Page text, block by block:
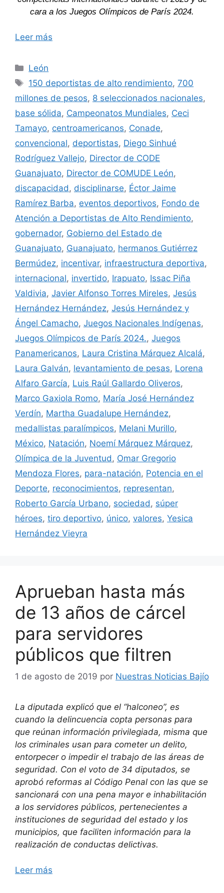
cara a los Juegos Olímpicos de París 2024.
Leer más
Categorías
León
Etiquetas
150 deportistas de alto rendimiento,700
millones de pesos, 8 seleccionados nacionales,
base sólida, Campeonatos Mundiales, Ceci
Tamayo, centroamericanos, Conade,
convencional, deportistas, Diego Sinhué
Rodríguez Vallejo, Director de CODE
Guanajuato, Director de COMUDE León,
discapacidad , disciplinarse, Éctor Jaime
Ramírez Barba, eventos deportivos, Fondo de
Atención a Deportistas de Alto Rendimiento,
gobernador, Gobierno del Estado de
Guanajuato, Guanajuato, hermanos Gutiérrez
Bermúdez, incentivar, infraestructura deportiva,
internacional, invertido, Irapuato, Issac Piña
Valdivia, Javier Alfonso Torres Mireles, Jesús
Hernández Hernández, Jesús Hernández y
Ángel Camacho, Juegos Nacionales Indígenas,
Juegos Olímpicos de París 2024., Juegos
Panamericanos, Laura Cristina Márquez Alcalá,
Laura Galván, levantamiento de pesas, Lorena
Alfaro García, Luis Raúl Gallardo Oliveros,
Marco Gaxiola Romo, María José Hernández
Verdín, Martha Guadalupe Hernández,
medallistas paralímpicos, Melani Murillo,
México, Natación, Noemí Márquez Márquez,
Olímpica de la Juventud , Omar Gregorio
Mendoza Flores, para-natación, Potencia en el
Deporte, reconocimientos, representan,
Roberto García Urbano, sociedad , súper
héroes, tiro deportivo, único, valores, Yesica
Hernández Vieyra
Aprueban hasta más
de 13 años de cárcel
para servidores
públicos que filtren
1 de agosto de 2019 por Nuestras Noticias Bajío
La diputada explicó que el “halconeo”, es
cuando la delincuencia copta personas para
que reúnan información privilegiada, misma que
los criminales usan para cometer un delito,
entorpecer o impedir el trabajo de las áreas de
seguridad. Con el voto de 34 diputados, se
aprobó reformas al Código Penal con las que se
sancionará con una pena mayor e inhabilitación
a los servidores públicos, pertenecientes a
instituciones de seguridad del estado y los
municipios, que faciliten información para la
realización de conductas delictivas.
Leer más